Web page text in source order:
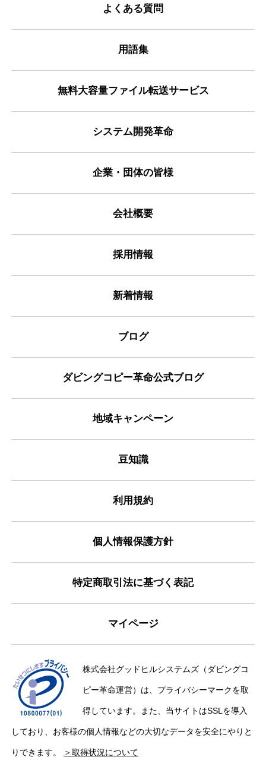
よくある質問
用語集
無料大容量ファイル転送サービス
システム開発革命
企業・団体の皆様
会社概要
採用情報
新着情報
ブログ
ダビングコピー革命公式ブログ
地域キャンペーン
豆知識
利用規約
個人情報保護方針
特定商取引法に基づく表記
マイページ
株式会社グッドヒルシステムズ（ダビングコ
ピー革命運営）は、プライバシーマークを取
得しています。また、当サイトはSSLを導入
しており、お客様の個人情報などの大切なデータを安全にやりと
りできます。 ＞取得状況について